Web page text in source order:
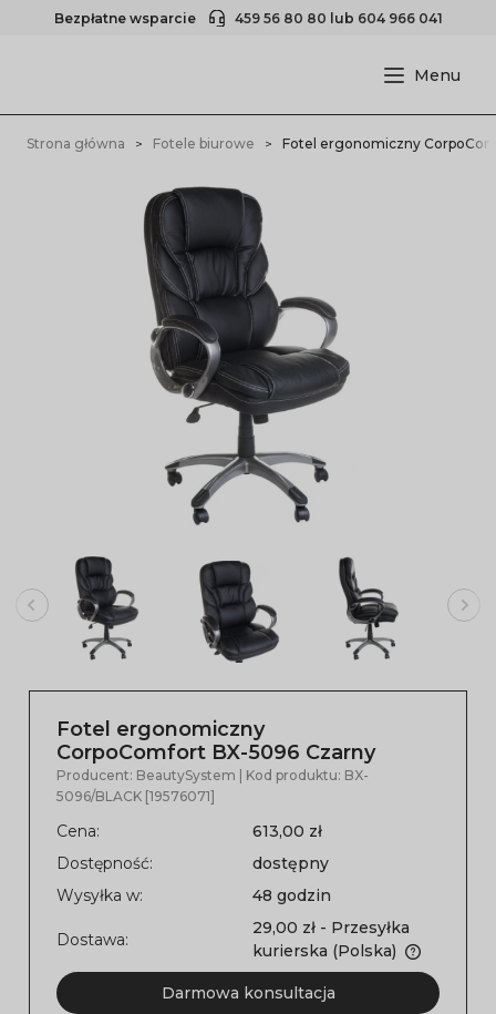
Bezpłatne wsparcie 459 56 80 80 lub 604 966 041
Strona główna Fotele biurowe Fotel ergonomiczny
Fotel ergonomiczny
CorpoComfort BX-5096 Czarny
Producent: BeautySystem | Kod produktu: BX-
5096/BLACK [19576071]
Cena:
613,00 zł
Dostępność:
dostępny
Wysyłka w:
48 godzin
Dostawa:
29,00 zł - Przesyłka
kurierska (Polska)
Darmowa konsultacja